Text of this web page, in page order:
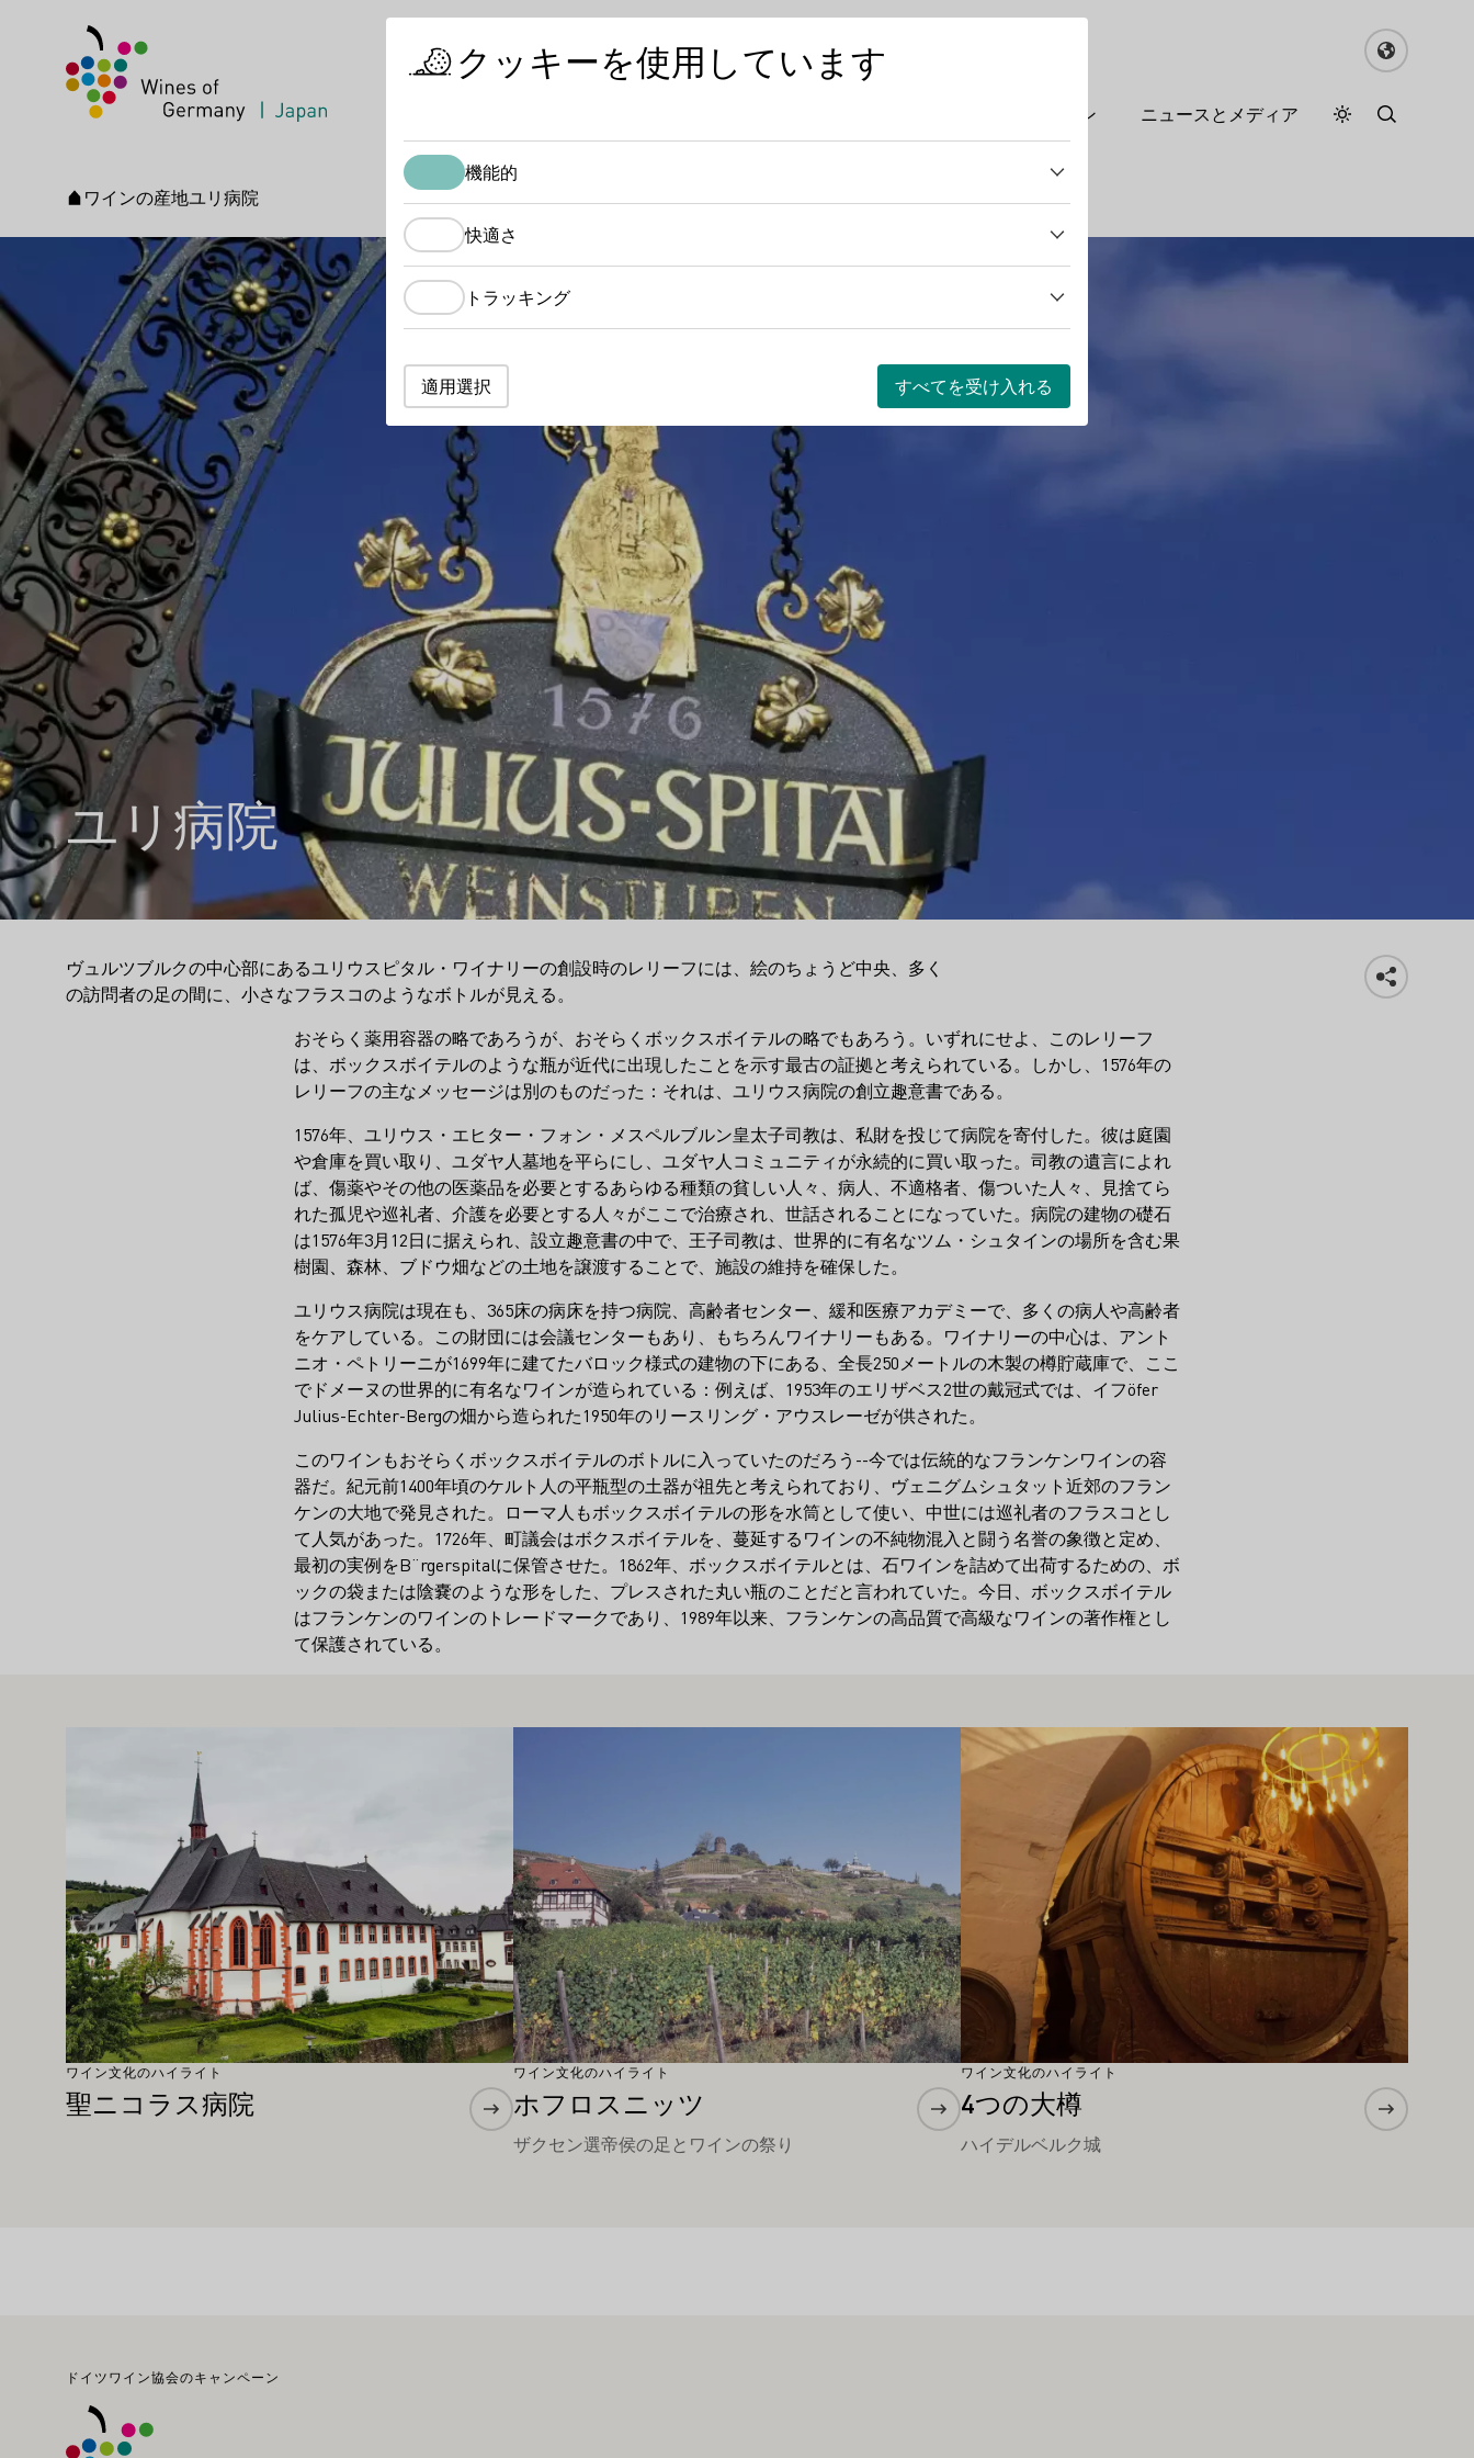
日本におけるドイツワイン ニュースとメディア デイモード
ダークモード
スタートページ
ワインの産地ユリ病院
ユリ病院
ヴュルツブルクの中心部にあるユリウスピタル・ワイナリーの創設時のレリーフには、絵のちょうど中央、多く
の訪問者の足の間に、小さなフラスコのようなボトルが見える。
おそらく薬用容器の略であろうが、おそらくボックスボイテルの略でもあろう。いずれにせよ、このレリーフ
は、ボックスボイテルのような瓶が近代に出現したことを示す最古の証拠と考えられている。しかし、1576年の
レリーフの主なメッセージは別のものだった：それは、ユリウス病院の創立趣意書である。
1576年、ユリウス・エヒター・フォン・メスペルブルン皇太子司教は、私財を投じて病院を寄付した。彼は庭園
や倉庫を買い取り、ユダヤ人墓地を平らにし、ユダヤ人コミュニティが永続的に買い取った。司教の遺言によれ
ば、傷薬やその他の医薬品を必要とするあらゆる種類の貧しい人々、病人、不適格者、傷ついた人々、見捨てら
れた孤児や巡礼者、介護を必要とする人々がここで治療され、世話されることになっていた。病院の建物の礎石
は1576年3月12日に据えられ、設立趣意書の中で、王子司教は、世界的に有名なツム・シュタインの場所を含む果
樹園、森林、ブドウ畑などの土地を譲渡することで、施設の維持を確保した。
ユリウス病院は現在も、365床の病床を持つ病院、高齢者センター、緩和医療アカデミーで、多くの病人や高齢者
をケアしている。この財団には会議センターもあり、もちろんワイナリーもある。ワイナリーの中心は、アント
ニオ・ペトリーニが1699年に建てたバロック様式の建物の下にある、全長250メートルの木製の樽貯蔵庫で、ここ
でドメーヌの世界的に有名なワインが造られている：例えば、1953年のエリザベス2世の戴冠式では、イフöfer
Julius-Echter-Bergの畑から造られた1950年のリースリング・アウスレーゼが供された。
このワインもおそらくボックスボイテルのボトルに入っていたのだろう--今では伝統的なフランケンワインの容
器だ。紀元前1400年頃のケルト人の平瓶型の土器が祖先と考えられており、ヴェニグムシュタット近郊のフラン
ケンの大地で発見された。ローマ人もボックスボイテルの形を水筒として使い、中世には巡礼者のフラスコとし
て人気があった。1726年、町議会はボクスボイテルを、蔓延するワインの不純物混入と闘う名誉の象徴と定め、
最初の実例をB¨rgerspitalに保管させた。1862年、ボックスボイテルとは、石ワインを詰めて出荷するための、ボ
ックの袋または陰嚢のような形をした、プレスされた丸い瓶のことだと言われていた。今日、ボックスボイテル
はフランケンのワインのトレードマークであり、1989年以来、フランケンの高品質で高級なワインの著作権とし
て保護されている。
ワイン文化のハイライト
聖ニコラス病院
ワイン文化のハイライト
ホフロスニッツ
ザクセン選帝侯の足とワインの祭り
ワイン文化のハイライト
4つの大樽
ハイデルベルク城
もっと詳しく
フッタードイツワイン協会のキャンペーン
クッキーを使用しています
機能的
快適さ
トラッキング
適用選択 すべてを受け入れる